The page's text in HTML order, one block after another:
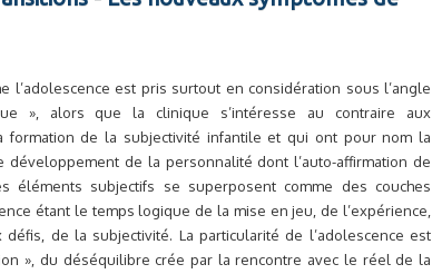
l’adolescence est pris surtout en considération sous l’angle
», alors que la clinique s’intéresse au contraire aux
formation de la subjectivité infantile et qui ont pour nom la
de la personnalité dont l’auto-affirmation de
subjectifs se superposent comme des couches
étant le temps logique de la mise en jeu, de l’expérience,
de la subjectivité. La particularité de l’adolescence est
», du déséquilibre crée par la rencontre avec le réel de la